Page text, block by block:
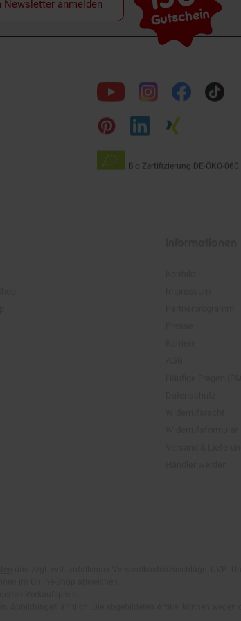
Gutschein
Newsletter anmelden
uns
auf
Unsere